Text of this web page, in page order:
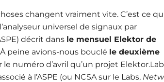
changent vraiment vite. C’est ce
universel de signaux par
décrit dans le mensuel Elektor de
peine avions-nous bouclé le deuxième
numéro d’avril qu’un projet
à l’ASPE (ou NCSA sur le Labs,